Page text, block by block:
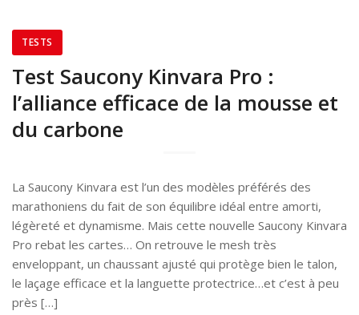
TESTS
Test Saucony Kinvara Pro :
l’alliance efficace de la mousse et
du carbone
La Saucony Kinvara est l’un des modèles préférés des
marathoniens du fait de son équilibre idéal entre amorti,
légèreté et dynamisme. Mais cette nouvelle Saucony Kinvara
Pro rebat les cartes… On retrouve le mesh très
enveloppant, un chaussant ajusté qui protège bien le talon,
le laçage efficace et la languette protectrice…et c’est à peu
près […]